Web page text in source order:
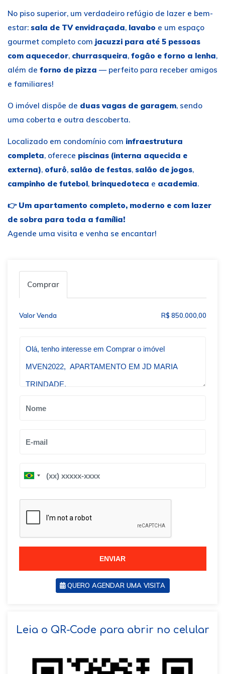
No piso superior, um verdadeiro refúgio de lazer e bem-
estar: sala de TV envidraçada, lavabo e um espaço
gourmet completo com jacuzzi para até 5 pessoas
com aquecedor, churrasqueira, fogão e forno a lenha,
além de forno de pizza — perfeito para receber amigos
e familiares!
O imóvel dispõe de duas vagas de garagem, sendo
uma coberta e outra descoberta.
Localizado em condomínio com infraestrutura
completa, oferece piscinas (interna aquecida e
externa), ofurô, salão de festas, salão de jogos,
campinho de futebol, brinquedoteca e academia.
👉 Um apartamento completo, moderno e com lazer
de sobra para toda a família!
Agende uma visita e venha se encantar!
Comprar
Valor Venda R$ 850.000,00
B
i
l
ENVIAR
QUERO AGENDAR UMA VISITA
Leia o QR-Code para abrir no celular